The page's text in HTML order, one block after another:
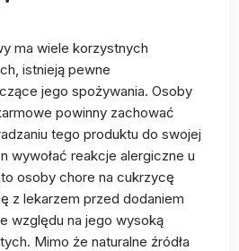
ma wiele korzystnych
istnieją pewne
jego spożywania. Osoby
powinny zachować
tego produktu do swojej
wywołać reakcje alergiczne u
osoby chore na cukrzycę
z lekarzem przed dodaniem
względu na jego wysoką
Mimo że naturalne źródła